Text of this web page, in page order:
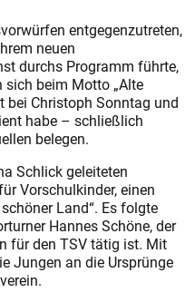
entgegenzutreten,
neuen
durchs Programm führte,
beim Motto „Alte
bei Christoph Sonntag und
habe – schließlich
belegen.
Schlick geleiteten
Vorschulkinder, einen
Land“. Es folgte
Hannes Schöne, der
für den TSV tätig ist. Mit
Jungen an die Ursprünge